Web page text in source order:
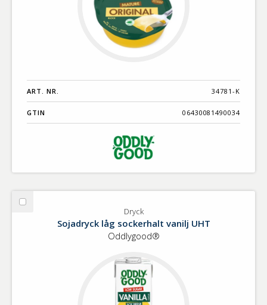
ART. NR. 34781-K
GTIN 06430081490034
Välj
Dryck
Sojadryck låg sockerhalt vanilj UHT
Oddlygood®